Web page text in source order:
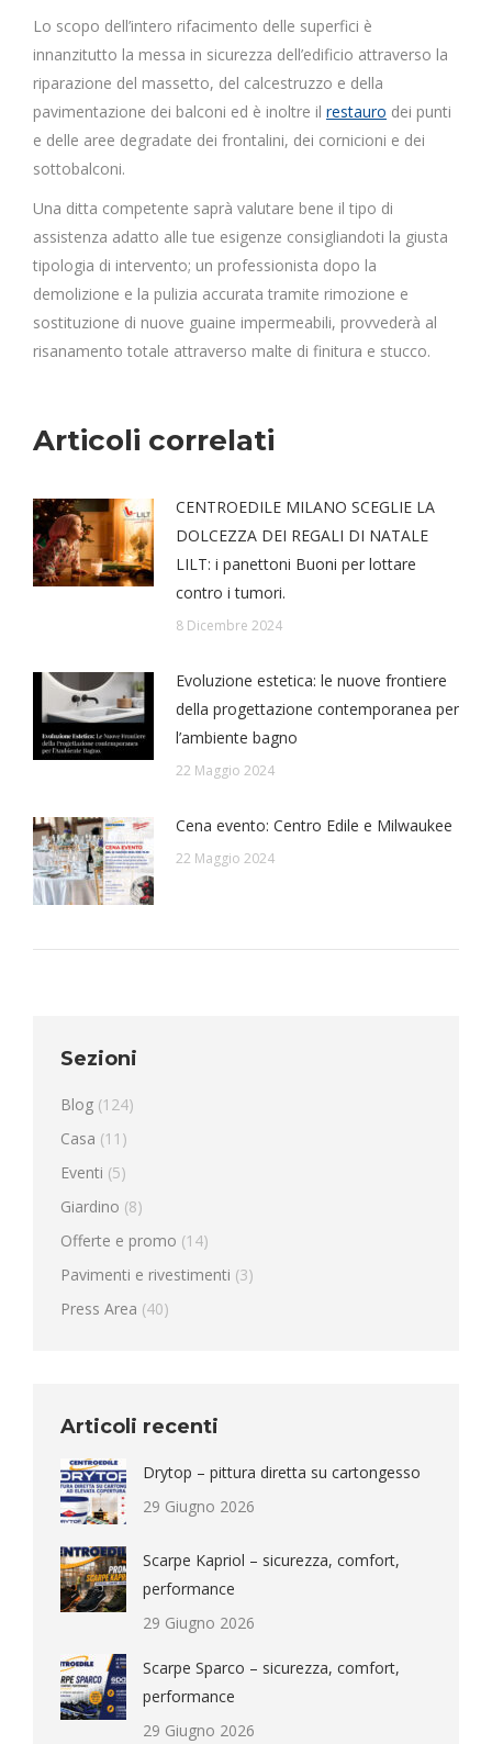
Lo scopo dell’intero rifacimento delle superfici è
innanzitutto la messa in sicurezza dell’edificio attraverso la
riparazione del massetto, del calcestruzzo e della
pavimentazione dei balconi ed è inoltre il restauro dei punti
e delle aree degradate dei frontalini, dei cornicioni e dei
sottobalconi.
Una ditta competente saprà valutare bene il tipo di
assistenza adatto alle tue esigenze consigliandoti la giusta
tipologia di intervento; un professionista dopo la
demolizione e la pulizia accurata tramite rimozione e
sostituzione di nuove guaine impermeabili, provvederà al
risanamento totale attraverso malte di finitura e stucco.
Articoli correlati
CENTROEDILE MILANO SCEGLIE LA
DOLCEZZA DEI REGALI DI NATALE
LILT: i panettoni Buoni per lottare
contro i tumori.
8 Dicembre 2024
Evoluzione estetica: le nuove frontiere
della progettazione contemporanea per
l’ambiente bagno
22 Maggio 2024
Cena evento: Centro Edile e Milwaukee
22 Maggio 2024
Sezioni
Blog (124)
Casa (11)
Eventi (5)
Giardino (8)
Offerte e promo (14)
Pavimenti e rivestimenti (3)
Press Area (40)
Articoli recenti
Drytop – pittura diretta su cartongesso
29 Giugno 2026
Scarpe Kapriol – sicurezza, comfort,
performance
29 Giugno 2026
Scarpe Sparco – sicurezza, comfort,
performance
29 Giugno 2026